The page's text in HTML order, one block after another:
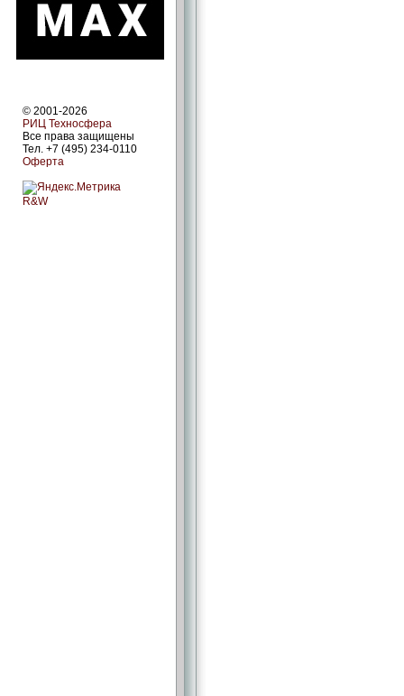
© 2001-2026
РИЦ Техносфера
Все права защищены
Тел. +7 (495) 234-0110
Оферта
R&W